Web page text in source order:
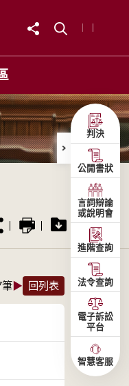
筆▶ 回列表
判決
公開書狀
言詞辯論
或說明會
進階查詢
法令查詢
電子訴訟
平台
智慧客服